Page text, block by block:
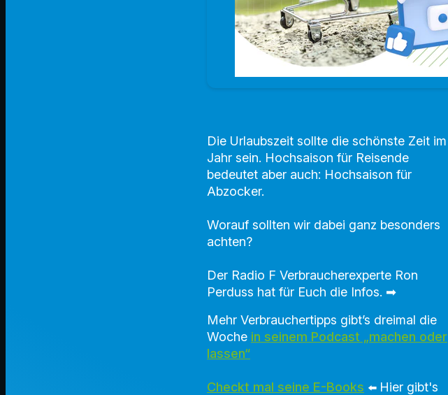
Die Urlaubszeit sollte die schönste Zeit im
Jahr sein. Hochsaison für Reisende
bedeutet aber auch: Hochsaison für
Abzocker.
Worauf sollten wir dabei ganz besonders
achten?
Der Radio F Verbraucherexperte Ron
Perduss hat für Euch die Infos. ➡
Mehr Verbrauchertipps gibt’s dreimal die
Woche in seinem Podcast „machen oder
lassen“
Checkt mal seine E-Books ⬅️ Hier gibt's